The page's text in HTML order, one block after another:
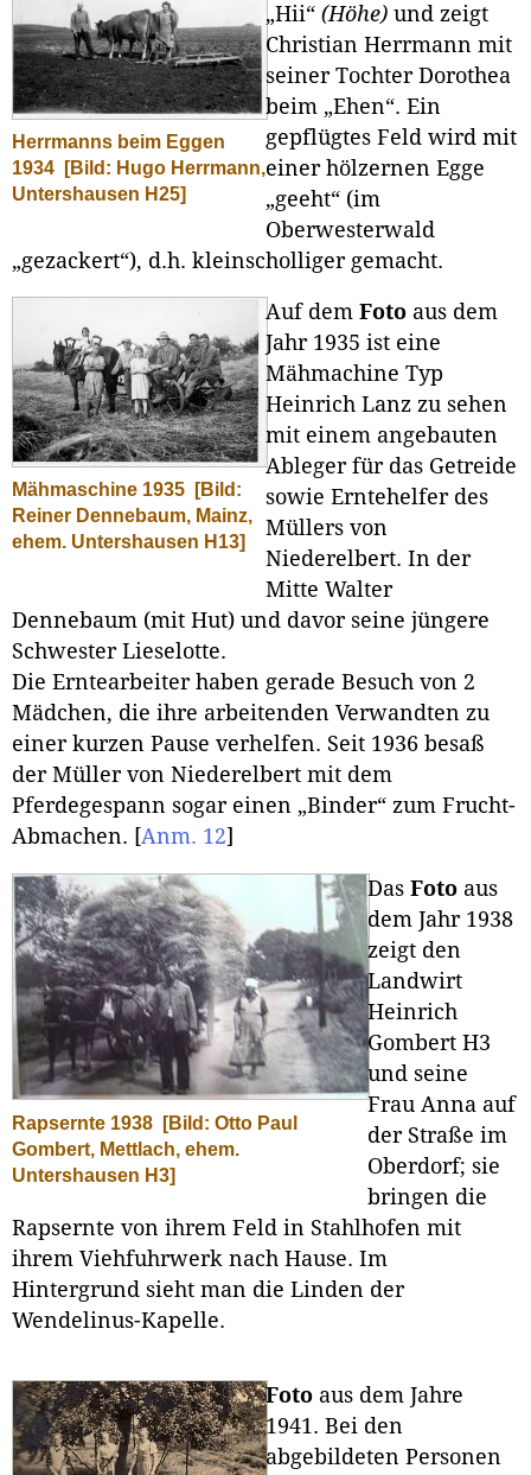
Herrmanns beim Eggen
1934
[Bild: Hugo Herrmann,
Untershausen H25]
„Hii“ (Höhe) und zeigt
Christian Herrmann mit
seiner Tochter Dorothea
beim „Ehen“. Ein
gepflügtes Feld wird mit
einer hölzernen Egge
„geeht“ (im
Oberwesterwald
„gezackert“), d.h. kleinscholliger gemacht.
Mähmaschine 1935
[Bild:
Reiner Dennebaum, Mainz,
ehem. Untershausen H13]
Auf dem Foto aus dem
Jahr 1935 ist eine
Mähmachine Typ
Heinrich Lanz zu sehen
mit einem angebauten
Ableger für das Getreide
sowie Erntehelfer des
Müllers von
Niederelbert. In der
Mitte Walter
Dennebaum (mit Hut) und davor seine jüngere
Schwester Lieselotte.
Die Erntearbeiter haben gerade Besuch von 2
Mädchen, die ihre arbeitenden Verwandten zu
einer kurzen Pause verhelfen. Seit 1936 besaß
der Müller von Niederelbert mit dem
Pferdegespann sogar einen „Binder“ zum Frucht-
Abmachen. [Anm. 12]
Rapsernte 1938
[Bild: Otto Paul
Gombert, Mettlach, ehem.
Untershausen H3]
Das Foto aus
dem Jahr 1938
zeigt den
Landwirt
Heinrich
Gombert H3
und seine
Frau Anna auf
der Straße im
Oberdorf; sie
bringen die
Rapsernte von ihrem Feld in Stahlhofen mit
ihrem Viehfuhrwerk nach Hause. Im
Hintergrund sieht man die Linden der
Wendelinus-Kapelle.
Foto aus dem Jahre
1941. Bei den
abgebildeten Personen